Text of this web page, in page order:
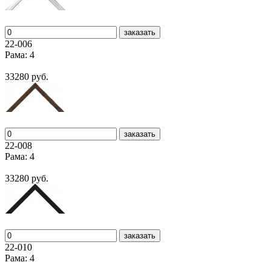
заказать
22-006
Рама: 4
33280 руб.
заказать
22-008
Рама: 4
33280 руб.
заказать
22-010
Рама: 4